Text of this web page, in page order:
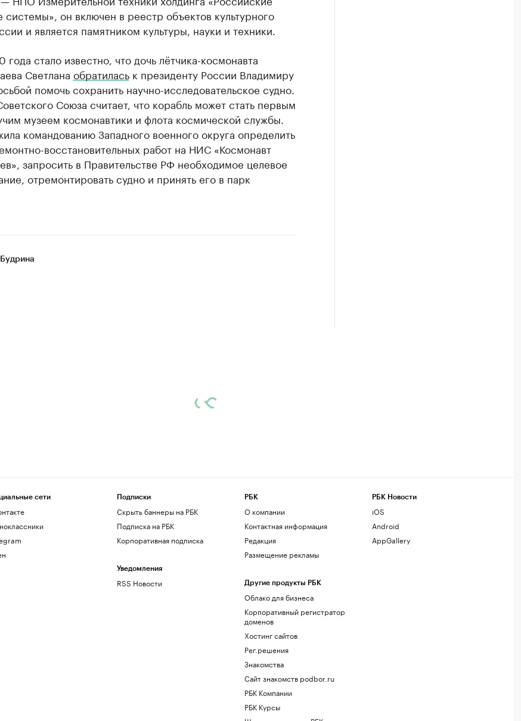
системы», он включен в реестр объектов культурного
и является памятником культуры, науки и техники.
стало известно, что дочь лётчика-космонавта
Светлана обратиласьк президенту России Владимиру
помочь сохранить научно-исследовательское судно.
Союза считает, что корабль может стать первым
музеем космонавтики и флота космической службы.
командованию Западного военного округа определить
восстановительных работ на НИС «Космонавт
запросить в Правительстве РФ необходимое целевое
отремонтировать судно и принять его в парк
сети Подписки
Скрыть баннеры на РБК
Подписка на РБК
Корпоративная подписка
Уведомления
RSS Новости
РБК
О компании
Контактная информация
Редакция
Размещение рекламы
Другие продукты РБК
Облако для бизнеса
Корпоративный регистратор
доменов
Хостинг сайтов
Рег.решения
Знакомства
Сайт знакомств podbor.ru
РБК Компании
РБК Курсы
РБК Новости
iOS
Android
AppGallery